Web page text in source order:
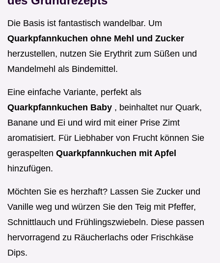
Die Basis ist fantastisch wandelbar. Um
Quarkpfannkuchen ohne Mehl und Zucker
herzustellen, nutzen Sie Erythrit zum Süßen und
Mandelmehl als Bindemittel.
Eine einfache Variante, perfekt als
Quarkpfannkuchen Baby , beinhaltet nur Quark,
Banane und Ei und wird mit einer Prise Zimt
aromatisiert. Für Liebhaber von Frucht können Sie
geraspelten Quarkpfannkuchen mit Apfel
hinzufügen.
Möchten Sie es herzhaft? Lassen Sie Zucker und
Vanille weg und würzen Sie den Teig mit Pfeffer,
Schnittlauch und Frühlingszwiebeln. Diese passen
hervorragend zu Räucherlachs oder Frischkäse
Dips.